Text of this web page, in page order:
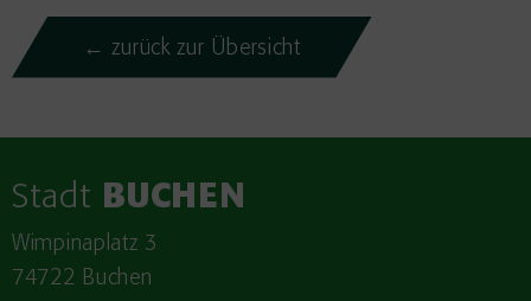
← zurück zur Übersicht
Stadt BUCHEN
Wimpinaplatz 3
74722 Buchen